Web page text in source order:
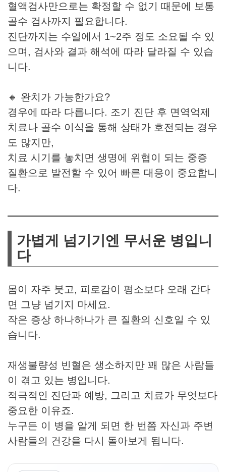
혈액검사만으로는 확정할 수 없기 때문에 보통
골수 검사까지 필요합니다.
진단까지는 수일에서 1~2주 정도 소요될 수 있
으며, 검사와 결과 해석에 따라 달라질 수 있습
니다.
🔸 완치가 가능한가요?
경우에 따라 다릅니다. 조기 진단 후 면역억제
치료나 골수 이식을 통해 상태가 호전되는 경우
도 많지만,
치료 시기를 놓치면 생명에 위협이 되는 중증
질환으로 발전할 수 있어 빠른 대응이 중요합니
다.
가볍게 넘기기엔 무서운 병입니
다
몸이 자주 붓고, 피로감이 평소보다 오래 간다
면 그냥 넘기지 마세요.
작은 증상 하나하나가 큰 질환의 신호일 수 있
습니다.
재생불량성 빈혈은 생소하지만 꽤 많은 사람들
이 겪고 있는 병입니다.
적극적인 진단과 예방, 그리고 치료가 무엇보다
중요한 이유죠.
누구든 이 병을 알게 되면 한 번쯤 자신과 주변
사람들의 건강을 다시 돌아보게 됩니다.